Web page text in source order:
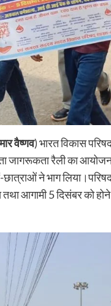
वैष्णव) भारत विकास
जागरूकता रैली का आयोजन
ने भाग
तथा आगामी 5 दिसंबर को